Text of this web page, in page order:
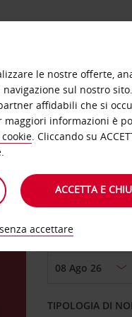
Scegli una
DAL GIORNO
TIPOLOGIA DI
le nostre offerte,
sul nostro sito.
affidabili che si
informazioni è
. Cliccando su
ACCETTA E
accettare